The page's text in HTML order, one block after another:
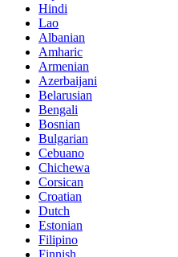
Hindi
Lao
Albanian
Amharic
Armenian
Azerbaijani
Belarusian
Bengali
Bosnian
Bulgarian
Cebuano
Chichewa
Corsican
Croatian
Dutch
Estonian
Filipino
Finnish